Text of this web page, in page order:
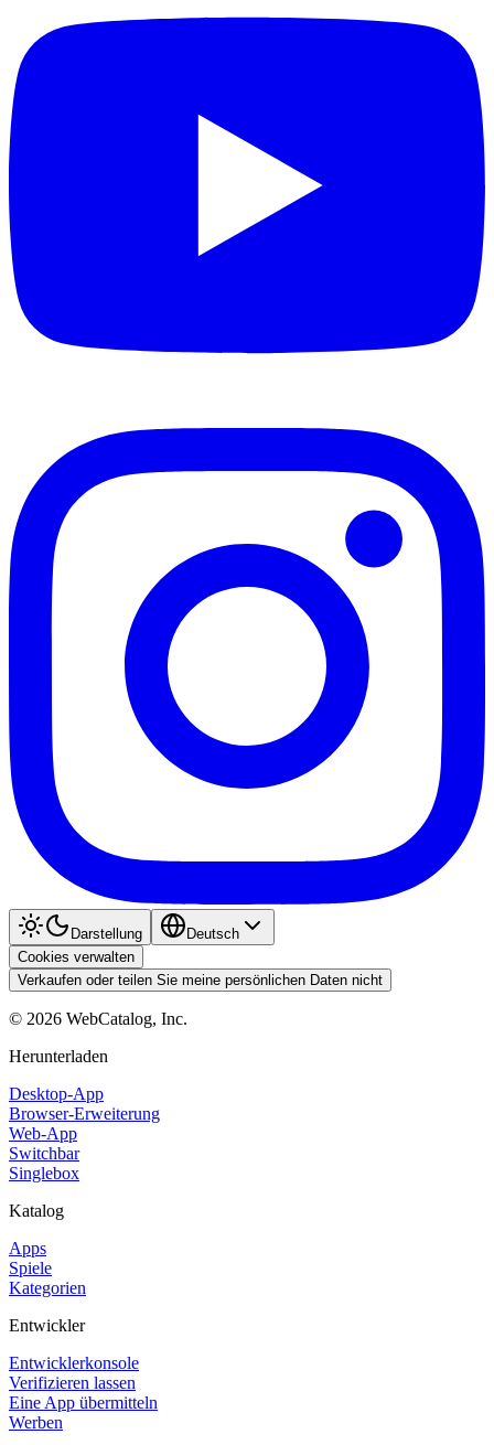
Darstellung
Deutsch
Cookies verwalten
Verkaufen oder teilen Sie meine persönlichen Daten nicht
© 2026 WebCatalog, Inc.
Herunterladen
Desktop-App
Browser-Erweiterung
Web-App
Switchbar
Singlebox
Katalog
Apps
Spiele
Kategorien
Entwickler
Entwicklerkonsole
Verifizieren lassen
Eine App übermitteln
Werben